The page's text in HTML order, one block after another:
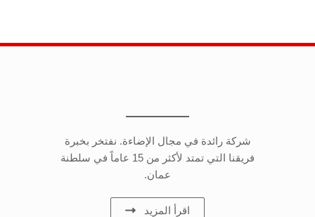
شركة رائدة في مجال الإضاءة. نفتخر بخبرة
فريقنا التي تمتد لأكثر من 15 عاماً في سلطنة
عمان.
اقرأ المزيد